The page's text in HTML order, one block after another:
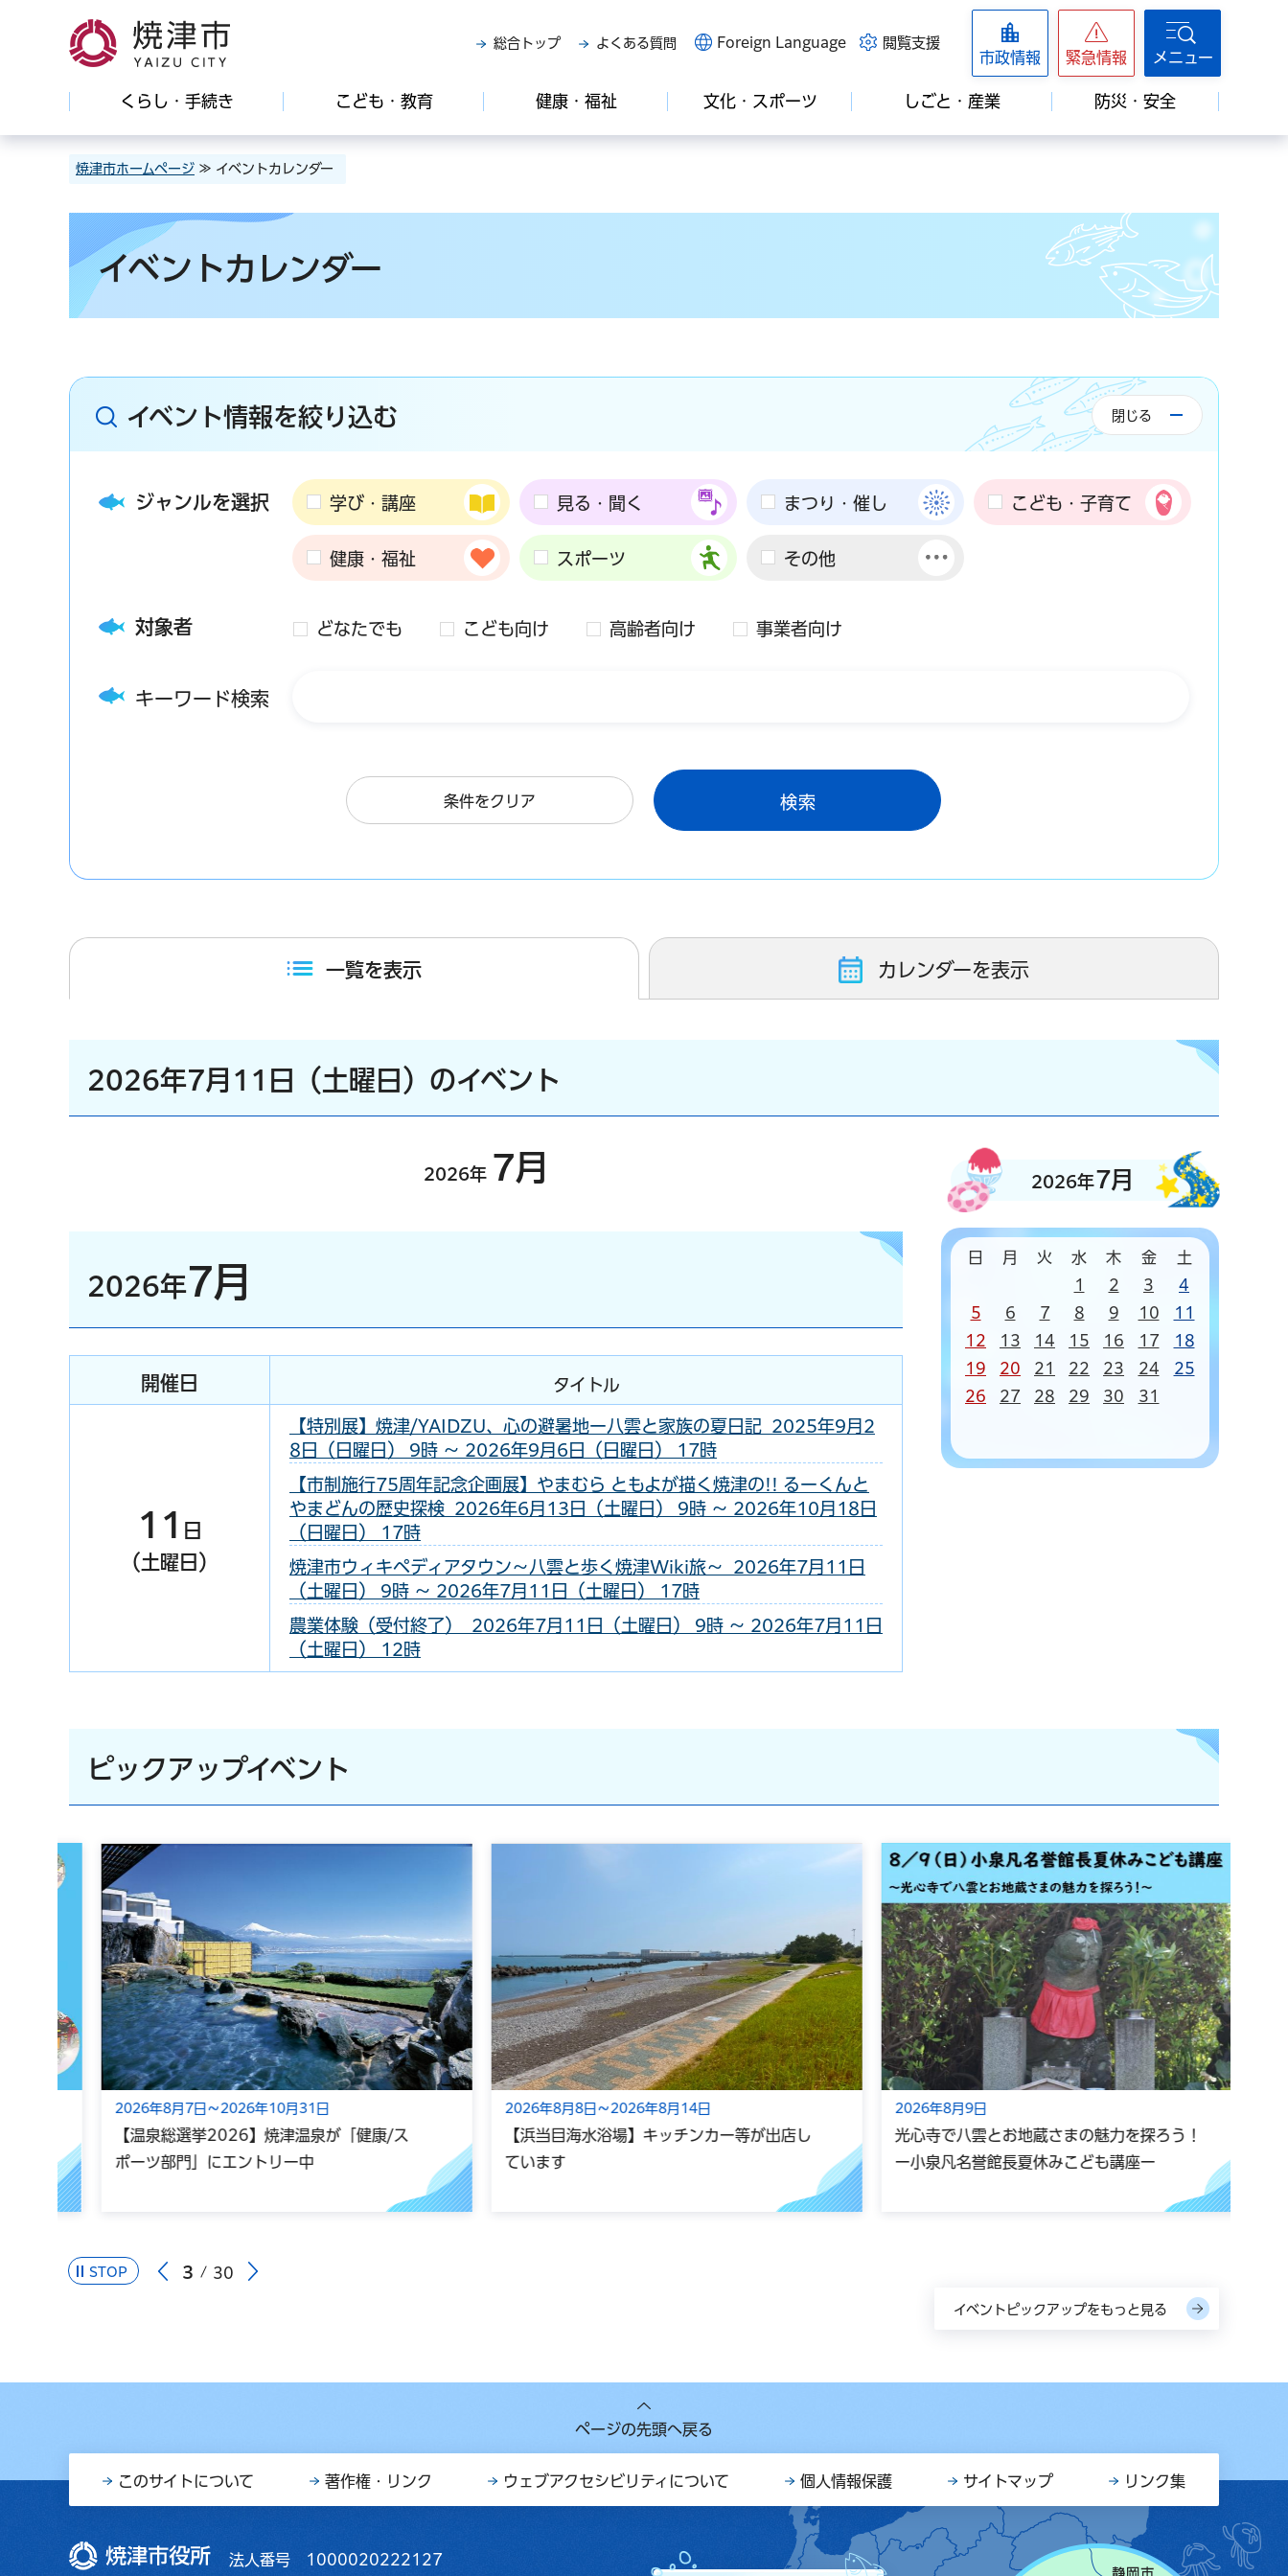
焼津市
総合トップ よくある質問 Foreign Language 閲覧支援
市政情報 緊急情報 メニュー
くらし・手続き こども・教育 健康・福祉 文化・スポーツ しごと・産業 防災・安全
焼津市ホームページ ≫ イベントカレンダー
イベントカレンダー
イベント情報を絞り込む 閉じる
ジャンルを選択 学び・講座 見る・聞く まつり・催し こども・子育て
健康・福祉 スポーツ その他
対象者 どなたでも こども向け 高齢者向け 事業者向け
キーワード検索
条件をクリア
一覧を表示 カレンダーを表示
2026年7月11日（土曜日）のイベント
2026年 7月
2026年7月
開催日 タイトル
11
日
（土曜日）
【特別展】焼津/YAIDZU、心の避暑地ー八雲と家族の夏日記 2025年9月2
8日（日曜日） 9時 ～ 2026年9月6日（日曜日） 17時
【市制施行75周年記念企画展】やまむら ともよが描く焼津の!! るーくんと
やまどんの歴史探検 2026年6月13日（土曜日） 9時 ～ 2026年10月18日
（日曜日） 17時
焼津市ウィキペディアタウン～八雲と歩く焼津Wiki旅～ 2026年7月11日
（土曜日） 9時 ～ 2026年7月11日（土曜日） 17時
農業体験（受付終了） 2026年7月11日（土曜日） 9時 ～ 2026年7月11日
（土曜日） 12時
2026年7月
日 月 火 水 木 金
土
1
2 3
4
5
6 7 8 9 10
11
12
13 14 15 16 17
18
19
20 21 22 23 24
25
26
27 28 29 30 31
ピックアップイベント
STOP 3 30
2026年8月7日～2026年10月31日
【温泉総選挙2026】焼津温泉が「健康/ス
ポーツ部門」にエントリー中
2026年8月8日～2026年8月14日
【浜当目海水浴場】キッチンカー等が出店し
ています
2026年8月9日
光心寺で八雲とお地蔵さまの魅力を探ろう！
ー小泉凡名誉館長夏休みこども講座ー
イベントピックアップをもっと見る
ページの先頭へ戻る
このサイトについて 著作権・リンク ウェブアクセシビリティについて 個人情報保護 サイトマップ リンク集
焼津市役所 法人番号 1000020222127